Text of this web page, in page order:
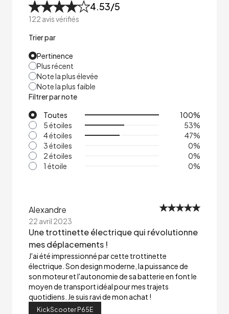
4.53/5
122 avis vérifiés
Trier par
Pertinence
Plus récent
Note la plus élevée
Note la plus faible
Filtrer par note
Toutes
100%
5 étoiles
53%
4 étoiles
47%
3 étoiles
0%
2 étoiles
0%
1 étoile
0%
Alexandre
22 avril 2023
Une trottinette électrique qui révolutionne
mes déplacements !
J'ai été impressionné par cette trottinette
électrique. Son design moderne, la puissance de
son moteur et l'autonomie de sa batterie en font le
moyen de transport idéal pour mes trajets
quotidiens. Je suis ravi de mon achat !
KickScooter P65E